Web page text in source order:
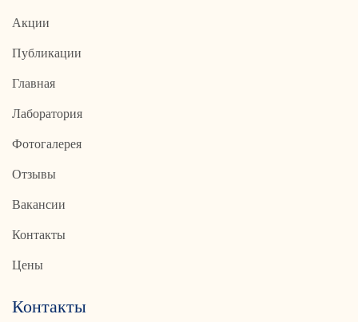
Акции
Публикации
Главная
Лаборатория
Фотогалерея
Отзывы
Вакансии
Контакты
Цены
Контакты